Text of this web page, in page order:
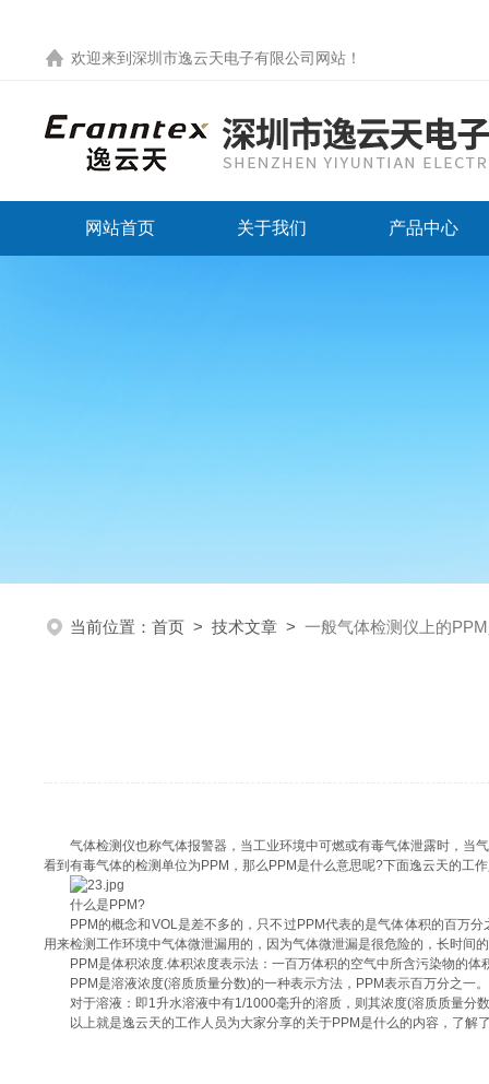
欢迎来到 深圳市逸云天电子有限公司网站 ！
网站首页 关于我们 产品中心
当前位置： 首页 > 技术文章 > 一般气体检测仪上的
气体检测仪也称气体报警器，当工业环境中可燃或有毒气体泄露时，当
看到有毒气体的检测单位为PPM，那么PPM是什么意思呢?下面逸云天的工
什么是PPM?
PPM的概念和VOL是差不多的，只不过PPM代表的是气体体积的百万
用来检测工作环境中气体微泄漏用的，因为气体微泄漏是很危险的，长时
PPM是体积浓度.体积浓度表示法：一百万体积的空气中所含污染物的体
PPM是溶液浓度(溶质质量分数)的一种表示方法，PPM表示百万分之一。
对于溶液：即1升水溶液中有1/1000毫升的溶质，则其浓度(溶质质量分
以上就是逸云天的工作人员为大家分享的关于PPM是什么的内容，了